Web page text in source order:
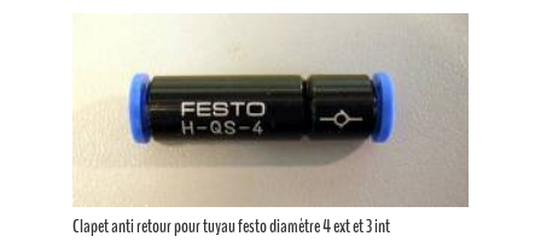
Clapet anti retour pour tuyau festo diamètre 4 ext et 3 int